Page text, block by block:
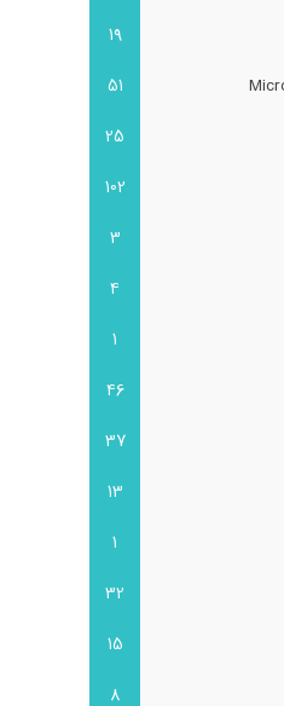
19
51
25
102
3
4
1
46
37
13
1
32
15
8